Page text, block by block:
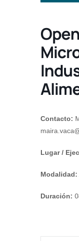
Contacto:
Lugar /
Modalidad:
Duración: